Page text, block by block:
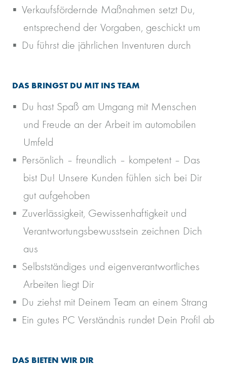
Verkaufsfördernde Maßnahmen setzt Du,
entsprechend der Vorgaben, geschickt um
Du führst die jährlichen Inventuren durch
DAS BRINGST DU MIT INS TEAM
Du hast Spaß am Umgang mit Menschen
und Freude an der Arbeit im automobilen
Umfeld
Persönlich – freundlich – kompetent – Das
bist Du! Unsere Kunden fühlen sich bei Dir
gut aufgehoben
Zuverlässigkeit, Gewissenhaftigkeit und
Verantwortungsbewusstsein zeichnen Dich
aus
Selbstständiges und eigenverantwortliches
Arbeiten liegt Dir
Du ziehst mit Deinem Team an einem Strang
Ein gutes PC Verständnis rundet Dein Profil ab
DAS BIETEN WIR DIR